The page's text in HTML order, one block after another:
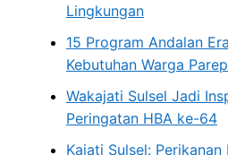
Lingkungan
15 Program Andalan
Kebutuhan Warga
Wakajati Sulsel Jadi
Peringatan HBA ke-64
Kajati Sulsel: